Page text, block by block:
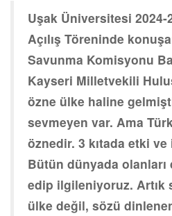
Uşak Üniversitesi 2024-
Açılış Töreninde
Savunma Komisyonu
Kayseri Milletvekili
özne ülke haline
sevmeyen var. Ama
öznedir. 3 kıtada etki ve
Bütün dünyada olanları
edip ilgileniyoruz. Artık
ülke değil, sözü